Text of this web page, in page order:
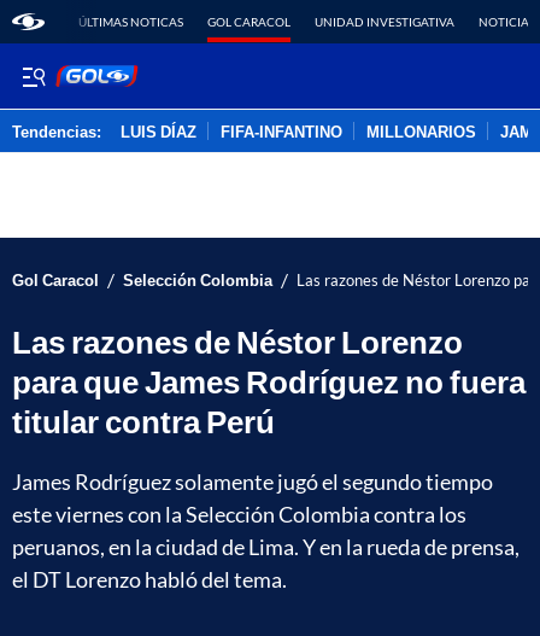
ÚLTIMAS NOTICAS GOL CARACOL UNIDAD INVESTIGATIVA NOTICIAS
Tendencias: LUIS DÍAZ FIFA-INFANTINO MILLONARIOS
Gol Caracol / Selección Colombia / Las razones de Néstor Lorenzo
Las razones de Néstor Lorenzo
para que James Rodríguez no fuera
titular contra Perú
James Rodríguez solamente jugó el segundo tiempo
este viernes con la Selección Colombia contra los
peruanos, en la ciudad de Lima. Y en la rueda de prensa,
el DT Lorenzo habló del tema.